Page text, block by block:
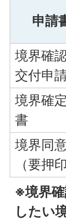
申請
境界確
交付申
境界確
書
境界同
（要押印
※境界
したい